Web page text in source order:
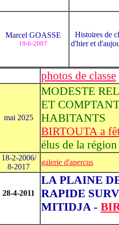
Marcel GOASSE
19-6-2007
Histoires de
d'hier et
photos de classe
mai 2025
MODESTE
ET
HABITANTS
BIRTOUTA a
élus de la région
18-2-2006/
8-2017
galerie d'aperçus
28-4-2011
LA PLAINE
RAPIDE
MITIDJA -